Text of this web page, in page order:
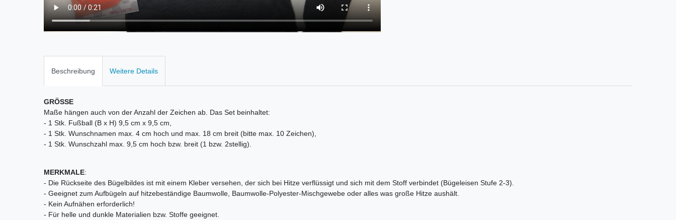
Beschreibung Weitere Details
GRÖSSE
Maße hängen auch von der Anzahl der Zeichen ab. Das Set beinhaltet:
- 1 Stk. Fußball (B x H) 9,5 cm x 9,5 cm,
- 1 Stk. Wunschnamen max. 4 cm hoch und max. 18 cm breit (bitte max. 10 Zeichen),
- 1 Stk. Wunschzahl max. 9,5 cm hoch bzw. breit (1 bzw. 2stellig).
MERKMALE:
- Die Rückseite des Bügelbildes ist mit einem Kleber versehen, der sich bei Hitze verflüssigt und sich mit dem Stoff verbindet (Bügeleisen Stufe 2-3).
- Geeignet zum Aufbügeln auf hitzebeständige Baumwolle, Baumwolle-Polyester-Mischgewebe oder alles was große Hitze aushält.
- Kein Aufnähen erforderlich!
- Für helle und dunkle Materialien bzw. Stoffe geeignet.